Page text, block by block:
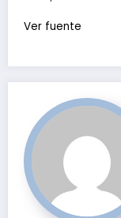
Ver fuente